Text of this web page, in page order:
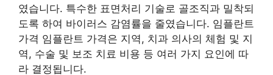
였습니다. 특수한 표면처리 기술로 골조직과 밀착되
도록 하여 바이러스 감염률을 줄였습니다. 임플란트
가격 임플란트 가격은 지역, 치과 의사의 체험 및 지
역, 수술 및 보조 치료 비용 등 여러 가지 요인에 따
라 결정됩니다.